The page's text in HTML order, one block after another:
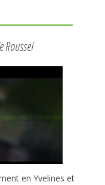
Roussel
en Yvelines et